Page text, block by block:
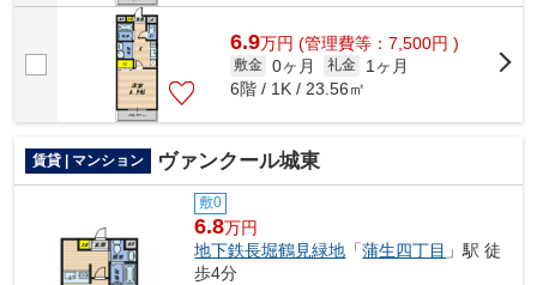
6.9万円 (管理費等：7,500円 )
敷金 0ヶ月 礼金
1ヶ月
6階 / 1K / 23.56㎡
賃貸 | マンション ヴァンクール城東
敷0
6.8万円
地下鉄長堀鶴見緑地 「蒲生四丁目 」駅 徒
歩4分